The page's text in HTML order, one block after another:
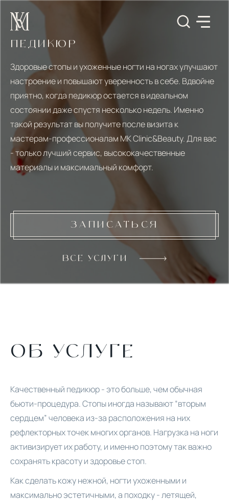
ПЕДИКЮР
Здоровые стопы и ухоженные ногти на ногах улучшают
настроение и повышают уверенность в себе. Вдвойне
приятно, когда педикюр остается в идеальном
состоянии даже спустя несколько недель. Именно
такой результат вы получите после визита к
мастерам-профессионалам MK Clinic&Beauty. Для вас
- только лучший сервис, высококачественные
материалы и максимальный комфорт.
ЗАПИСАТЬСЯ
ВСЕ УСЛУГИ
ОБ УСЛУГЕ
Качественный педикюр - это больше, чем обычная
бьюти-процедура. Стопы иногда называют “вторым
сердцем” человека из-за расположения на них
рефлекторных точек многих органов. Нагрузка на ноги
активизирует их работу, и именно поэтому так важно
сохранять красоту и здоровье стоп.
Как сделать кожу нежной, ногти ухоженными и
максимально эстетичными, а походку - летящей,